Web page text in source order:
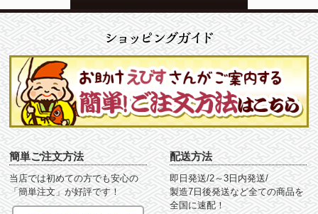
簡単ご注文方法
当店では初めての方でも安心の
「簡単注文」が好評です！
配送方法
即日発送/2～3日内発送/
製造7日後発送など全ての商品を
全国に速配！